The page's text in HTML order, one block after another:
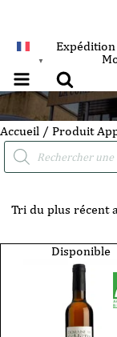
▼
Accueil / Produit
Recherche
Disponible